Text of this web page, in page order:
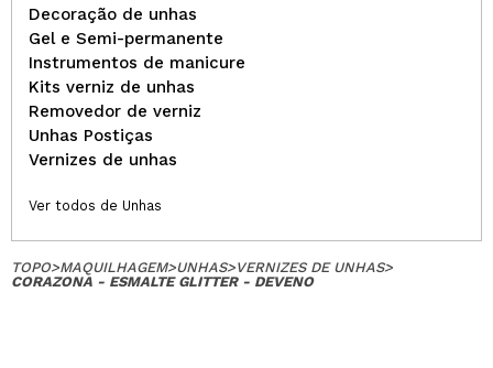
Decoração de unhas
Gel e Semi-permanente
Instrumentos de manicure
Kits verniz de unhas
Removedor de verniz
Unhas Postiças
Vernizes de unhas
Ver todos de Unhas
TOPO>MAQUILHAGEM>UNHAS>VERNIZES DE UNHAS>
CORAZONA - ESMALTE GLITTER - DEVENO